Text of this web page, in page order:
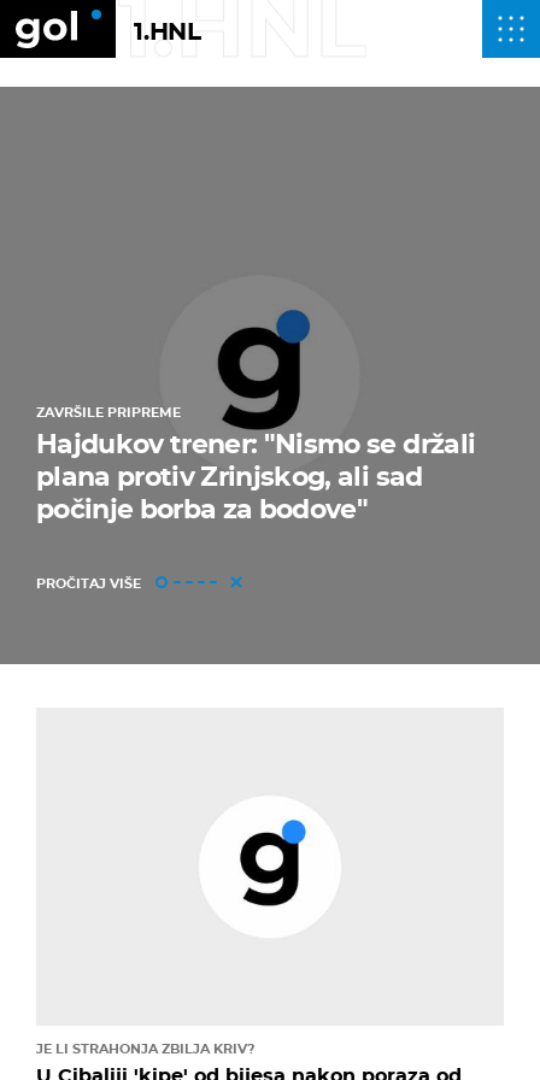
1.HNL
1.HNL
ZAVRŠILE PRIPREME
Hajdukov trener: "Nismo se držali
plana protiv Zrinjskog, ali sad
počinje borba za bodove"
PROČITAJ VIŠE
JE LI STRAHONJA ZBILJA KRIV?